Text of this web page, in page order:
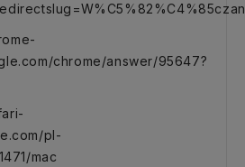
chrome/answer/95647?
pl-
mac